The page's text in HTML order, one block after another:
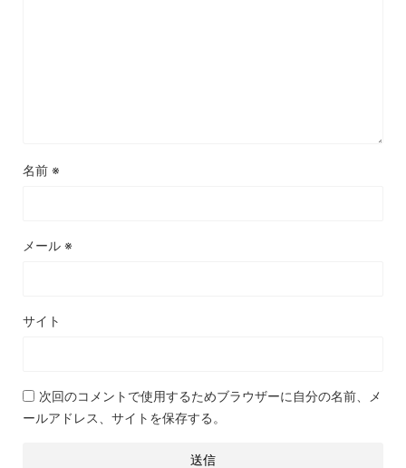
名前 ※
メール ※
サイト
次回のコメントで使用するためブラウザーに自分の名前、メ
ールアドレス、サイトを保存する。